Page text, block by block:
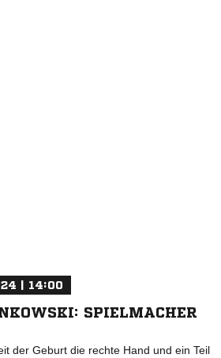
| 14:00
SPIELMACHER
der Geburt die rechte Hand und ein Teil